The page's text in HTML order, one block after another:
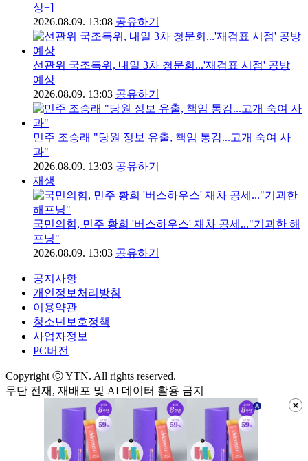
상+]
2026.08.09. 13:08 공유하기
선관위 국조특위, 내일 3차 청문회...'재검표 시점' 공방
예상
2026.08.09. 13:03 공유하기
민주 조승래 "당원 정보 유출, 책임 통감...고개 숙여 사
과"
2026.08.09. 13:03 공유하기
재생
국민의힘, 민주 황희 '버스하우스' 재차 공세..."기괴한 해
프닝"
2026.08.09. 13:03 공유하기
공지사항
개인정보처리방침
이용약관
청소년보호정책
사업자정보
PC버전
Copyright Ⓒ YTN. All rights reserved.
무단 전재, 재배포 및 AI 데이터 활용 금지